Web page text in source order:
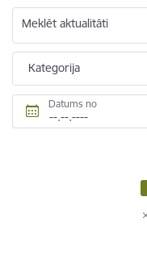
Meklēt aktualitāti
Kategorija
Datums no